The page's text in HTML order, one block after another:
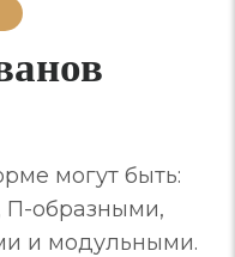
могут быть:
образными,
и модульными.